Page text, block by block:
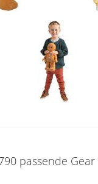
passende Gear